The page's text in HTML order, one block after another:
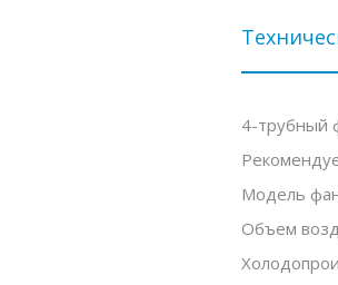
4-трубный
Модель
Объем